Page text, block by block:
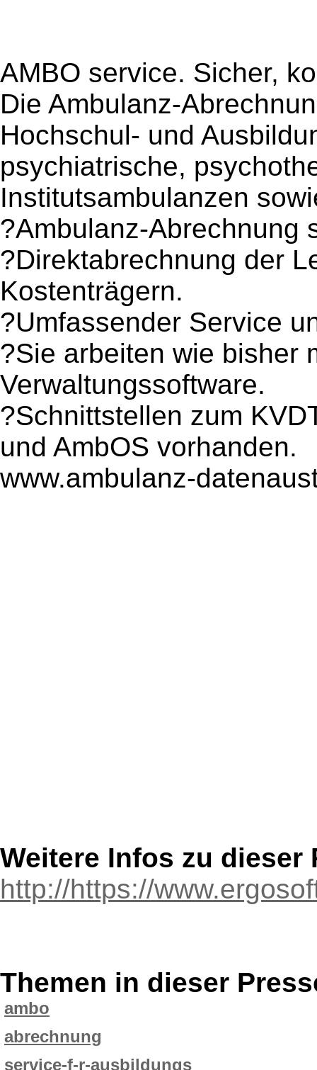
AMBO service. Sicher,
Die Ambulanz-
Hochschul- und
psychiatrische,
Institutsambulanzen
?Ambulanz-Abrechnung
?Direktabrechnung der
Kostenträgern.
?Umfassender Service
?Sie arbeiten wie bisher
Verwaltungssoftware.
?Schnittstellen zum
und AmbOS vorhanden.
www.ambulanz-
Weitere Infos zu dieser
http://https://
Themen in dieser
ambo
abrechnung
service-f-r-ausbildungs